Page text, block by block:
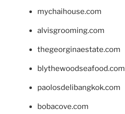
mychaihouse.com
alvisgrooming.com
thegeorginaestate.com
blythewoodseafood.com
paolosdelibangkok.com
bobacove.com